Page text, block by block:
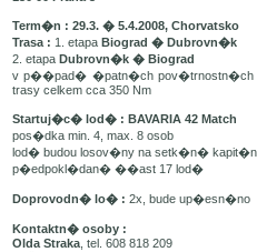
Term�n : 29.3. � 5.4.2008, Chorvatsko
Trasa : 1. etapa Biograd � Dubrovn�k
2. etapa Dubrovn�k � Biograd
v p��pad� �patn�ch pov�trnostn�ch
trasy celkem cca 350 Nm
Startuj�c� lod� : BAVARIA 42 Match
pos�dka min. 4, max. 8 osob
lod� budou losov�ny na setk�n�
p�edpokl�dan� ��ast 17 lod�
Doprovodn� lo� : 2x, bude up�esn�no
Kontaktn� osoby :
Olda Straka , tel. 608 818 209